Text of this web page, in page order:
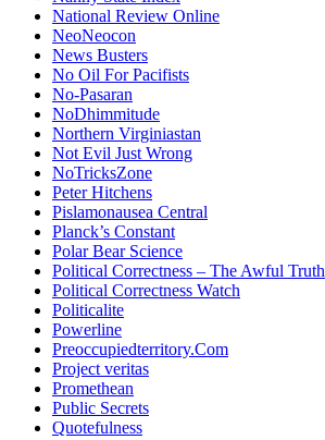
National Review Online
NeoNeocon
News Busters
No Oil For Pacifists
No-Pasaran
NoDhimmitude
Northern Virginiastan
Not Evil Just Wrong
NoTricksZone
Peter Hitchens
Pislamonausea Central
Planck’s Constant
Polar Bear Science
Political Correctness – The Awful Truth
Political Correctness Watch
Politicalite
Powerline
Preoccupiedterritory.Com
Project veritas
Promethean
Public Secrets
Quotefulness